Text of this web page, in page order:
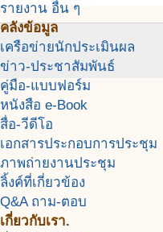
รายงาน อื่น ๆ
คลังข้อมูล
เครือข่ายนักประเมินผล
ข่าว-ประชาสัมพันธ์
คู่มือ-แบบฟอร์ม
หนังสือ e-Book
สื่อ-วีดีโอ
เอกสารประกอบการประชุม
ภาพถ่ายงานประชุม
ลิ้งค์ที่เกี่ยวข้อง
Q&A ถาม-ตอบ
เกี่ยวกับเรา.